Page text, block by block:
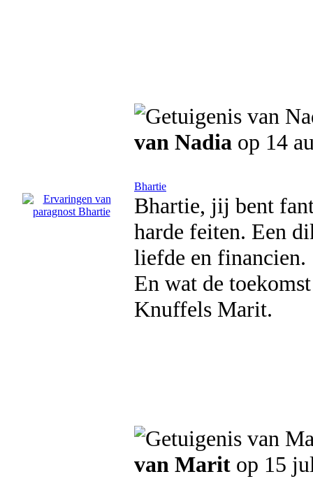
van Nadia op 14
Bhartie
Bhartie, jij bent
harde feiten. Een
liefde en financien.
En wat de
Knuffels Marit.
van Marit op 15